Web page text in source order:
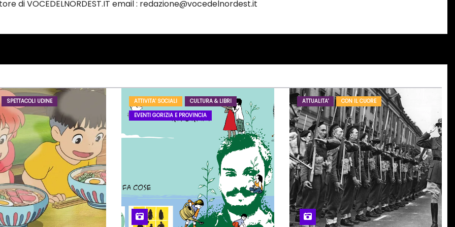
di VOCEDELNORDEST.IT email : redazione@vocedelnordest.it
SPETTACOLI UDINE ATTIVITA' SOCIALI
CULTURA & LIBRI
EVENTI GORIZIA E PROVINCIA
ATTUALITA' CON IL CUORE